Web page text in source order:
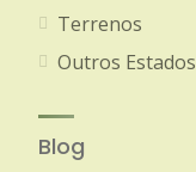
Terrenos
Outros Estados
Blog